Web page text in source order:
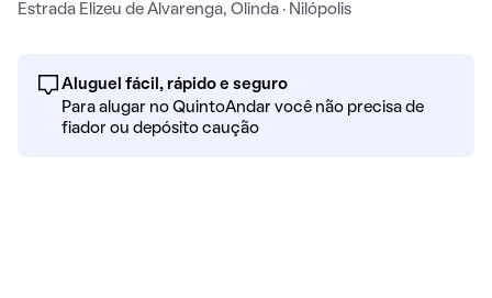
Estrada Elizeu de Alvarenga, Olinda · Nilópolis
Aluguel fácil, rápido e seguro
Para alugar no QuintoAndar você não precisa de
fiador ou depósito caução